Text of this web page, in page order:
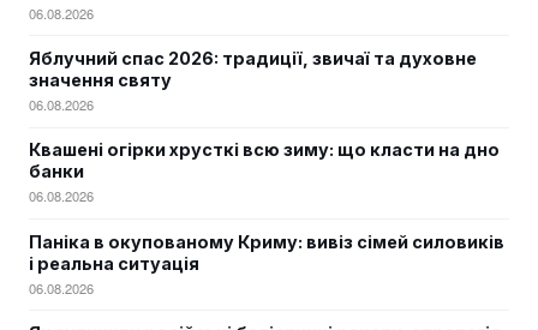
06.08.2026
Яблучний спас 2026: традиції, звичаї та духовне
значення святу
06.08.2026
Квашені огірки хрусткі всю зиму: що класти на дно
банки
06.08.2026
Паніка в окупованому Криму: вивіз сімей силовиків
і реальна ситуація
06.08.2026